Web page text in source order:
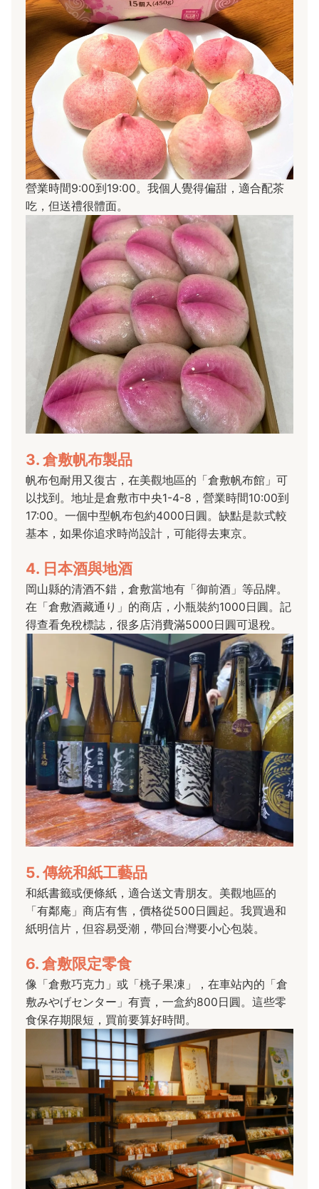
營業時間9:00到19:00。我個人覺得偏甜，適合配茶
吃，但送禮很體面。
3. 倉敷帆布製品
帆布包耐用又復古，在美觀地區的「倉敷帆布館」可
以找到。地址是倉敷市中央1-4-8，營業時間10:00到
17:00。一個中型帆布包約4000日圓。缺點是款式較
基本，如果你追求時尚設計，可能得去東京。
4. 日本酒與地酒
岡山縣的清酒不錯，倉敷當地有「御前酒」等品牌。
在「倉敷酒藏通り」的商店，小瓶裝約1000日圓。記
得查看免稅標誌，很多店消費滿5000日圓可退稅。
5. 傳統和紙工藝品
和紙書籤或便條紙，適合送文青朋友。美觀地區的
「有鄰庵」商店有售，價格從500日圓起。我買過和
紙明信片，但容易受潮，帶回台灣要小心包裝。
6. 倉敷限定零食
像「倉敷巧克力」或「桃子果凍」，在車站內的「倉
敷みやげセンター」有賣，一盒約800日圓。這些零
食保存期限短，買前要算好時間。